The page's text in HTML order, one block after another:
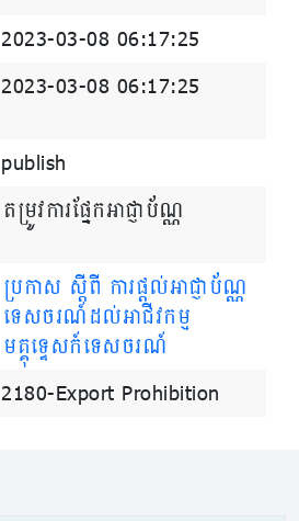
2023-03-08 06:17:25
2023-03-08 06:17:25
publish
តម្រូវការផ្នែកអាជ្ញាប័ណ្ណ
ប្រកាស ស្តីពី ការផ្តល់អាជ្ញាប័ណ្ណ
ទេសចរណ៍ដល់អាជីវកម្ម
មគ្គុទ្ទេសក៍ទេសចរណ៍
2180-Export Prohibition